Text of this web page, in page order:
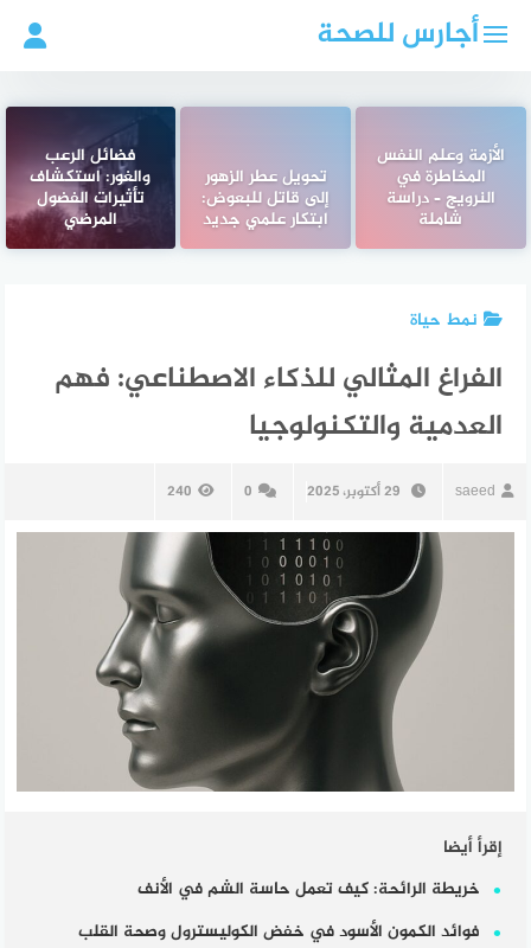
أجارس للصحة
الأزمة وعلم النفس
المخاطرة في
النرويج – دراسة
شاملة
تحويل عطر الزهور
إلى قاتل للبعوض:
ابتكار علمي جديد
فضائل الرعب
والغور: استكشاف
تأثيرات الفضول
المرضي
نمط حياة
الفراغ المثالي للذكاء الاصطناعي: فهم
العدمية والتكنولوجيا
saeed 29 أكتوبر، 2025 0
240
إقرأ أيضا
خريطة الرائحة: كيف تعمل حاسة الشم في الأنف
فوائد الكمون الأسود في خفض الكوليسترول وصحة القلب